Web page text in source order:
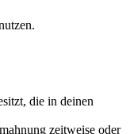
die in deinen
zeitweise oder